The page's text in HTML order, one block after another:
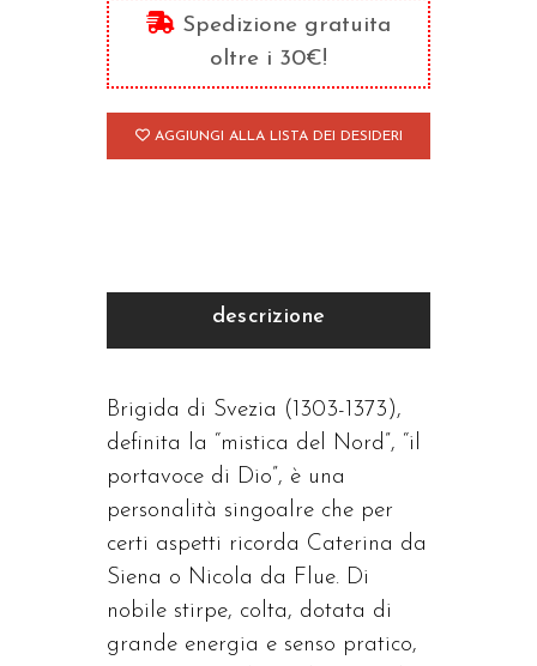
Svezia
quantità
Spedizione gratuita
oltre i 30€!
AGGIUNGI ALLA LISTA DEI DESIDERI
descrizione
Brigida di Svezia (1303-1373),
definita la “mistica del Nord”, “il
portavoce di Dio”, è una
personalità singoalre che per
certi aspetti ricorda Caterina da
Siena o Nicola da Flue. Di
nobile stirpe, colta, dotata di
grande energia e senso pratico,